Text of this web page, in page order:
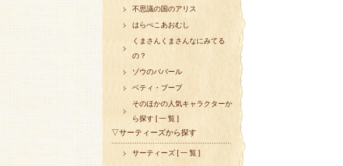
不思議の国のアリス
はらぺこあおむし
くまさんくまさんなにみてる
の？
ゾウのババール
ベティ・ブープ
そのほかの人気キャラクターか
ら探す [ 一 覧 ]
▽サーティーズから探す
サーティーズ [ 一 覧 ]